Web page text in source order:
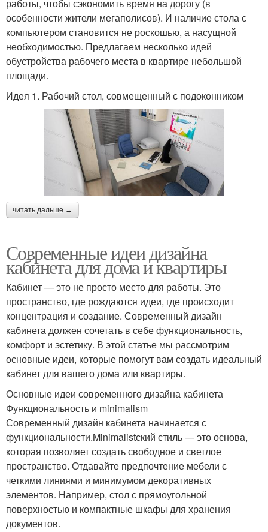
работы, чтобы сэкономить время на дорогу (в
особенности жители мегаполисов). И наличие стола с
компьютером становится не роскошью, а насущной
необходимостью. Предлагаем несколько идей
обустройства рабочего места в квартире небольшой
площади.
Идея 1. Рабочий стол, совмещенный с подоконником
читать дальше →
Современные идеи дизайна
кабинета для дома и квартиры
Кабинет — это не просто место для работы. Это
пространство, где рождаются идеи, где происходит
концентрация и создание. Современный дизайн
кабинета должен сочетать в себе функциональность,
комфорт и эстетику. В этой статье мы рассмотрим
основные идеи, которые помогут вам создать идеальный
кабинет для вашего дома или квартиры.
Основные идеи современного дизайна кабинета
Функциональность и minimalism
Современный дизайн кабинета начинается с
функциональности.Minimalistский стиль — это основа,
которая позволяет создать свободное и светлое
пространство. Отдавайте предпочтение мебели с
четкими линиями и минимумом декоративных
элементов. Например, стол с прямоугольной
поверхностью и компактные шкафы для хранения
документов.